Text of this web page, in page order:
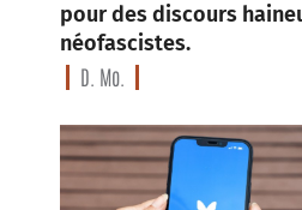
pour des discours
néofascistes.
D. Mo.